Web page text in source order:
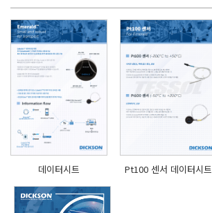
데이터시트 Pt100 센서 데이터시트